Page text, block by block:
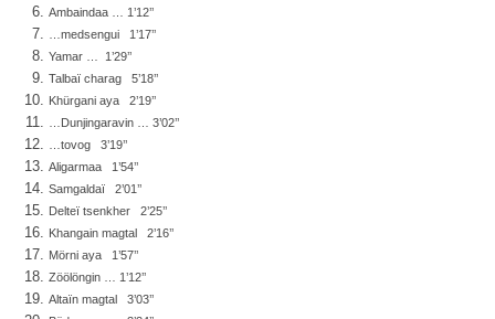
Ambaindaa … 1’12’’
…medsengui 1’17’’
Yamar … 1’29’’
Talbaï charag 5’18’’
Khürgani aya 2’19’’
…Dunjingaravin … 3’02’’
…tovog 3’19’’
Aligarmaa 1’54’’
Samgaldaï 2’01’’
Delteï tsenkher 2’25’’
Khangain magtal 2’16’’
Mörni aya 1’57’’
Zöölöngin … 1’12’’
Altaïn magtal 3’03’’